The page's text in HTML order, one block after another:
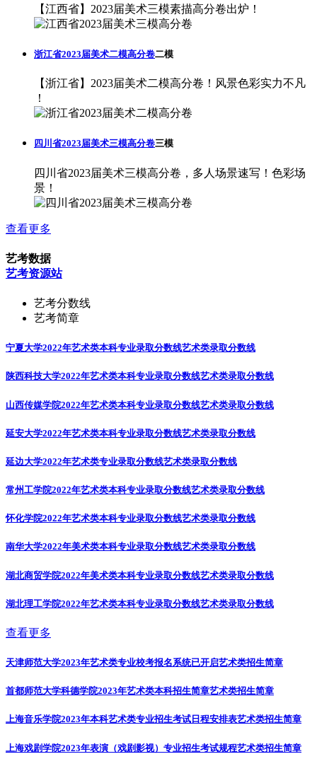
【江西省】2023届美术三模素描高分卷出炉！
浙江省2023届美术二模高分卷二模
【浙江省】2023届美术二模高分卷！风景色彩实力不凡
！
四川省2023届美术三模高分卷三模
四川省2023届美术三模高分卷，多人场景速写！色彩场
景！
查看更多
艺考数据
艺考资源站
艺考分数线
艺考简章
宁夏大学2022年艺术类本科专业录取分数线艺术类录取分数线
陕西科技大学2022年艺术类本科专业录取分数线艺术类录取分数线
山西传媒学院2022年艺术类本科专业录取分数线艺术类录取分数线
延安大学2022年艺术类本科专业录取分数线艺术类录取分数线
延边大学2022年艺术类专业录取分数线艺术类录取分数线
常州工学院2022年艺术类本科专业录取分数线艺术类录取分数线
怀化学院2022年艺术类本科专业录取分数线艺术类录取分数线
南华大学2022年美术类本科专业录取分数线艺术类录取分数线
湖北商贸学院2022年美术类本科专业录取分数线艺术类录取分数线
湖北理工学院2022年艺术类本科专业录取分数线艺术类录取分数线
查看更多
天津师范大学2023年艺术类专业校考报名系统已开启艺术类招生简章
首都师范大学科德学院2023年艺术类本科招生简章艺术类招生简章
上海音乐学院2023年本科艺术类专业招生考试日程安排表艺术类招生简章
上海戏剧学院2023年表演（戏剧影视）专业招生考试规程艺术类招生简章